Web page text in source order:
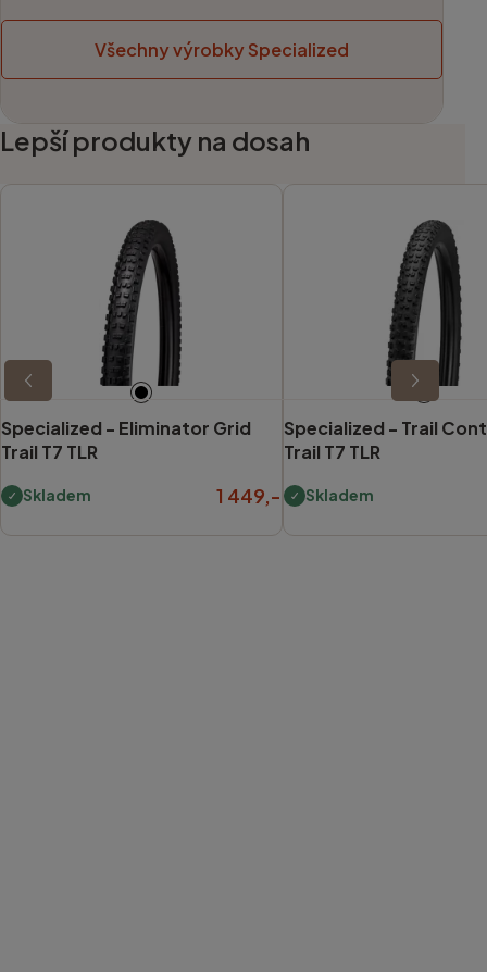
Všechny výrobky Specialized
Lepší produkty na dosah
Specialized - Eliminator Grid
Trail T7 TLR
Skladem 1 449,-
Specialized - Trail
Trail T7 TLR
Skladem